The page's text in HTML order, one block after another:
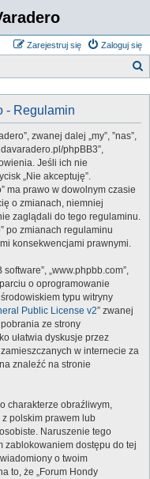
Zaloguj się
Zarejestruj się
- Regulamin
zwanej dalej „my”, ”nas”,
phpBB3”,
Jeśli ich nie
„Nie akceptuję”.
ma prawo w dowolnym czasie
o zmianach, niemniej
zaglądali do tego regulaminu.
po zmianach regulaminu
konsekwencjami prawnymi.
software”, „www.phpbb.com”,
o oprogramowanie
typu witryny
Public License v2” zwanej
ze strony
ułatwia dyskusje przez
w internecie za
znaleźć na stronie
charakterze obraźliwym,
polskim prawem lub
Naruszenie tego
zablokowaniem dostępu do tej
o twoim
to, że „Forum Hondy